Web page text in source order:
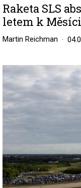
Raketa SLS
letem k Měsíci
Martin Reichman